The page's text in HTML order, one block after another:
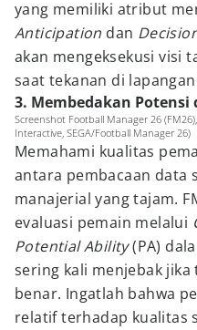
yang memiliki atribut
Anticipation dan
akan mengeksekusi visi
saat tekanan di
3. Membedakan
Screenshot Football Manager 26
Interactive, SEGA/Football Manager 26)
Memahami kualitas
antara pembacaan data
manajerial yang tajam.
evaluasi pemain melalui
Potential Ability(PA)
sering kali menjebak
benar. Ingatlah bahwa
relatif terhadap kualitas